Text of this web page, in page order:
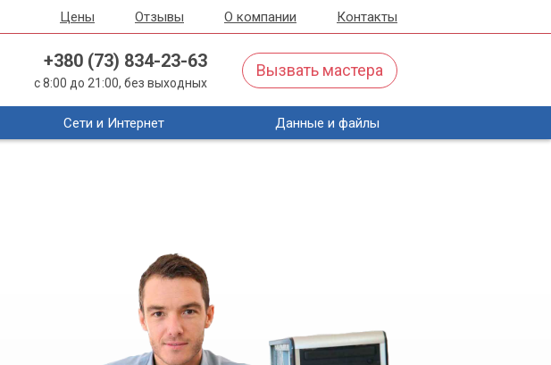
Цены Отзывы О компании Контакты
+380 (73) 834-23-63
с 8:00 до 21:00, без выходных
Вызвать мастера
Сети и Интернет Данные и файлы